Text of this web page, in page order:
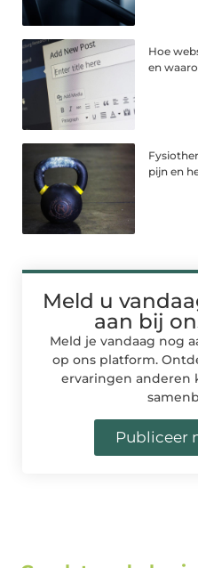
Hoe
en
pijn en
Meld u
aan bij
Meld je vandaag nog
op ons platform.
ervaringen anderen
Publiceer